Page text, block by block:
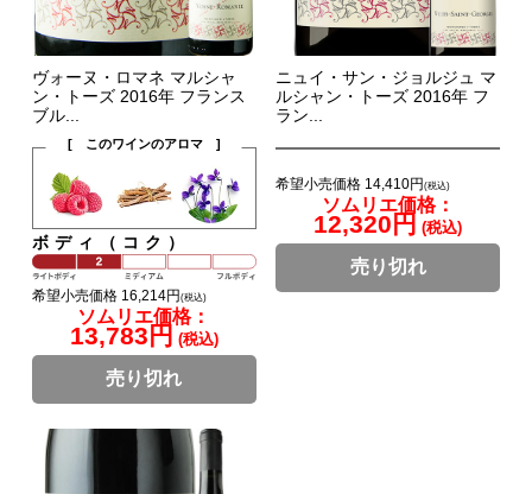
ヴォーヌ・ロマネ マルシャ
ン・トーズ 2016年 フランス
ブル...
[ このワインのアロマ ]
ボディ（コク）
希望小売価格 16,214円(税込)
ソムリエ価格：
13,783円 (税込)
売り切れ
ニュイ・サン・ジョルジュ マ
ルシャン・トーズ 2016年 フ
ラン...
希望小売価格 14,410円(税込)
ソムリエ価格：
12,320円 (税込)
売り切れ